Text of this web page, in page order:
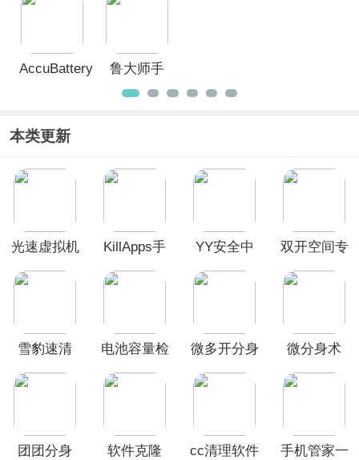
AccuBattery
鲁大师手
机版
本类更新
光速虚拟机
KillApps手
YY安全中
双开空间专
(DualSpace
雪豹速清
电池容量检
微多开分身
微分身术
团团分身
软件克隆
cc清理软件
手机管家一